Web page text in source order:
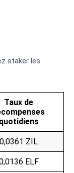
staker les
Taux de
quotidiens
0,0361 ZIL
ELF